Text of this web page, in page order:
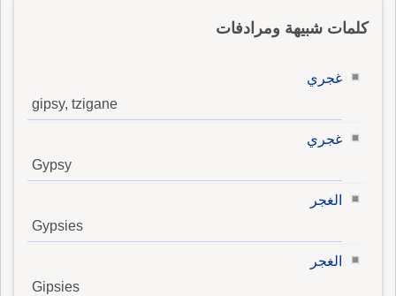
كلمات شبيهة ومرادفات
غجري
gipsy, tzigane
غجري
Gypsy
الغجر
Gypsies
الغجر
Gipsies